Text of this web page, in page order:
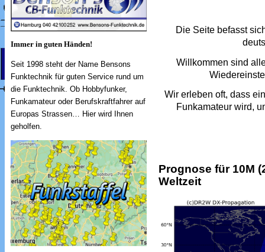
Immer in guten Händen!
Seit 1998 steht der Name Bensons
Funktechnik für guten Service rund um
die Funktechnik. Ob Hobbyfunker,
Funkamateur oder Berufskraftfahrer auf
Europas Strassen… Hier wird Ihnen
geholfen.
Die Seite befasst
Willkommen sind
Wir erleben oft, dass
Funkamateur wird,
Prognose für 10M
Weltzeit